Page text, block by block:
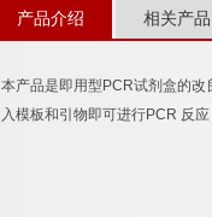
产品介绍 相关产品
本产品是即用型 PCR试剂盒的改
入模板和引物即可进行PCR 反